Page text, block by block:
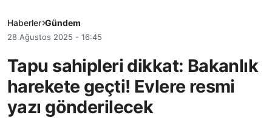
Haberler Gündem
28 Ağustos 2025 - 16:45
Tapu sahipleri dikkat: Bakanlık
harekete geçti! Evlere resmi
yazı gönderilecek